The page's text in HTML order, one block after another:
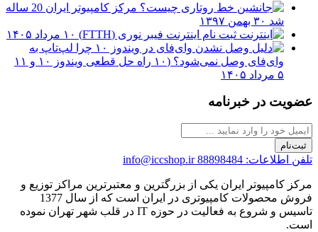
مرکز کامپیوتر ایران 20 ساله
شد ۳۰ بهمن ۱۳۹۷
ثبت نام اینترنت فیبر نوری (FTTH)
۱۰ مرداد ۱۴۰۵
چرا لپ‌تاپ به
وای‌فای وصل نمی‌شود؟ (۱۰ راه حل قطعی ویندوز ۱۰ و ۱۱
۵ مرداد ۱۴۰۵
عضویت در خبرنامه
ثبت‌نام
تلفن اطلاعات: 88898484 info@iccshop.ir
مرکز کامپیوتر ایران یکی از بزرگترین و معتبرترین مراکز توزیع و
فروش محصولات کامپیوتری در ایران است که از سال 1377
تاسیس و شروع به فعالیت در حوزه IT در قلب شهر تهران نموده
است.